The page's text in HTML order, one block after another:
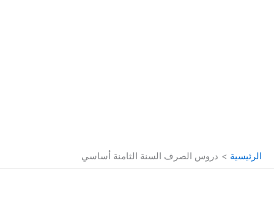
الرئيسية دروس الصرف السنة الثامنة أساسي